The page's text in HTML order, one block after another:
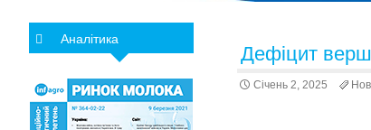
Дефіцит
Січень 2, 2025
Аналітика